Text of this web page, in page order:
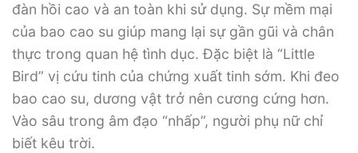
đàn hồi cao và an toàn khi sử dụng. Sự mềm mại
của bao cao su giúp mang lại sự gần gũi và chân
thực trong quan hệ tình dục. Đặc biệt là “Little
Bird” vị cứu tinh của chứng xuất tinh sớm. Khi đeo
bao cao su, dương vật trở nên cương cứng hơn.
Vào sâu trong âm đạo “nhấp”, người phụ nữ chỉ
biết kêu trời.